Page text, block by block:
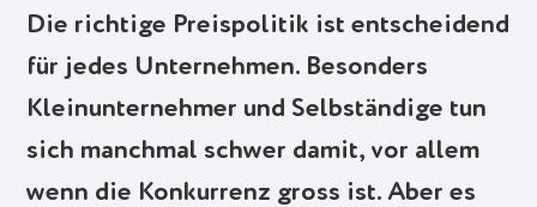
Die richtige Preispolitik ist entscheidend
für jedes Unternehmen. Besonders
Kleinunternehmer und Selbständige tun
sich manchmal schwer damit, vor allem
wenn die Konkurrenz gross ist. Aber es